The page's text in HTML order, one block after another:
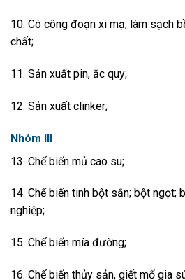
10. Có công đoạn xi mạ, làm sạch
chất;
11. Sản xuất pin, ắc quy;
12. Sản xuất clinker;
Nhóm III
13. Chế biến mủ cao su;
14. Chế biến tinh bột sắn; bột ngọt;
nghiệp;
15. Chế biến mía đường;
16. Chế biến thủy sản, giết mổ gia